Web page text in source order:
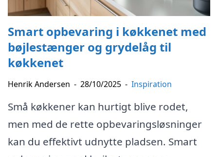
Smart opbevaring i køkkenet med
bøjlestænger og grydelåg til
køkkenet
Henrik Andersen - 28/10/2025 - Inspiration
Små køkkener kan hurtigt blive rodet,
men med de rette opbevaringsløsninger
kan du effektivt udnytte pladsen. Smart